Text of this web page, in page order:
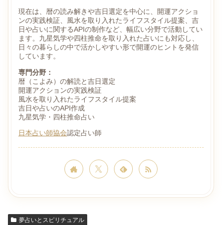
現在は、暦の読み解きや吉日選定を中心に、開運アクショ
ンの実践検証、風水を取り入れたライフスタイル提案、吉
日や占いに関するAPIの制作など、幅広い分野で活動してい
ます。九星気学や四柱推命を取り入れた占いにも対応し、
日々の暮らしの中で活かしやすい形で開運のヒントを発信
しています。
専門分野：
暦（こよみ）の解読と吉日選定
開運アクションの実践検証
風水を取り入れたライフスタイル提案
吉日や占いのAPI作成
九星気学・四柱推命占い
日本占い師協会認定占い師
夢占いとスピリチュアル